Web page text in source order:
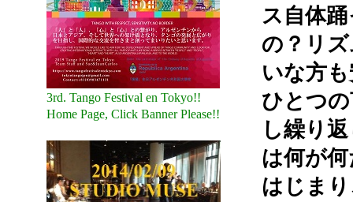
ス自体
の？リ
いな方
ひとつ
し繰り
は何が
はじま
3rd. Tango Festival en Tokyo!!
Home Page, Click Banner Please!!